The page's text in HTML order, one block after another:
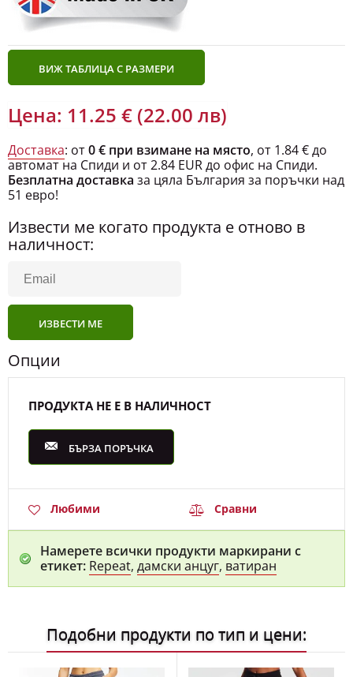
ВИЖ ТАБЛИЦА С РАЗМЕРИ
Цена: 11.25 € (22.00 лв)
Доставка: от0 € при взимане на място, от 1.84 € до
автомат на Спиди и от 2.84 EUR до офис на Спиди.
Безплатна доставка за цяла България за поръчки над
51 евро!
Извести ме когато продукта е отново в
наличност:
ИЗВЕСТИ МЕ
Опции
ПРОДУКТА НЕ Е В НАЛИЧНОСТ
БЪРЗА ПОРЪЧКА
Любими Сравни
Намерете всички продукти маркирани с
етикет: Repeat, дамски анцуг, ватиран
Подобни продукти по тип и цени: